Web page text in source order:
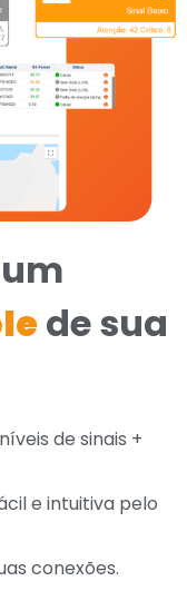
de sua
de sinais +
e intuitiva pelo
conexões.